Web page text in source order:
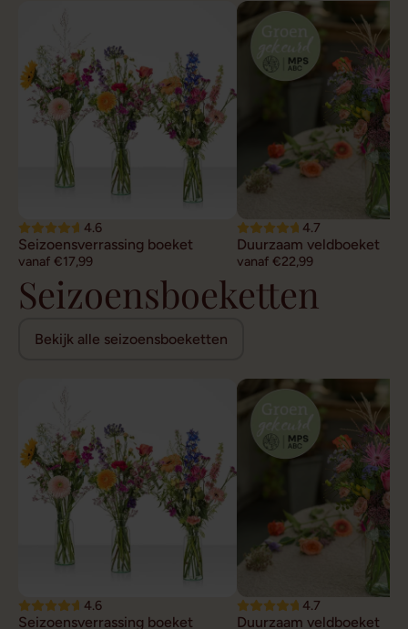
4.6
Seizoensverrassing boeket
vanaf €17,99
4.7
Duurzaam veldboeket
vanaf €22,99
Seizoensboeketten
Bekijk alle seizoensboeketten
4.6
Seizoensverrassing boeket
4.7
Duurzaam veldboeket